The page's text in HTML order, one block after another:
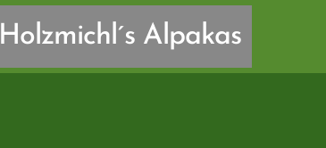
Holzmichl´s Alpakas